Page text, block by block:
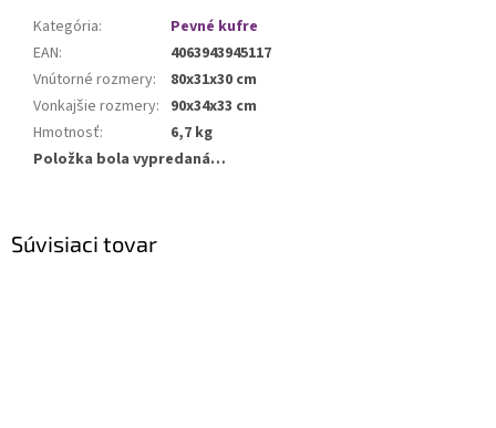
Súvisiaci tovar
Kategória:
Pevné kufre
EAN:
4063943945117
Vnútorné rozmery:
80x31x30 cm
Vonkajšie rozmery: 90x34x33 cm
Hmotnosť:
6,7 kg
Položka bola vypredaná…